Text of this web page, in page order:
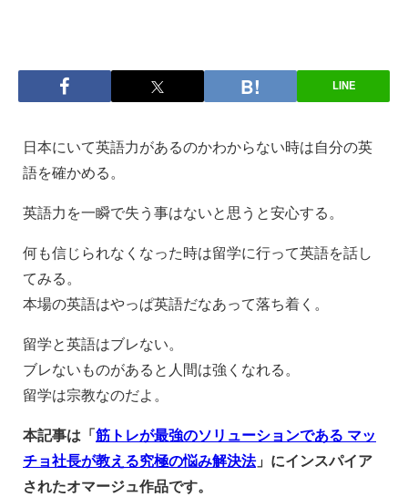
LINE
日本にいて英語力があるのかわからない時は自分の英
語を確かめる。
英語力を一瞬で失う事はないと思うと安心する。
何も信じられなくなった時は留学に行って英語を話し
てみる。
本場の英語はやっぱ英語だなあって落ち着く。
留学と英語はブレない。
ブレないものがあると人間は強くなれる。
留学は宗教なのだよ。
本記事は「筋トレが最強のソリューションである マッ
チョ社長が教える究極の悩み解決法」にインスパイア
されたオマージュ作品です。